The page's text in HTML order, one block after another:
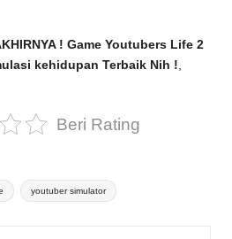
! Game Youtubers Life 2
kehidupan Terbaik Nih !
Beri Rating
youtuber simulator